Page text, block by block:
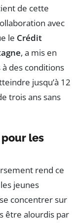
de cette
avec
le Crédit
, a mis en
des conditions
jusqu’à 12
trois ans sans
les
rend ce
jeunes
concentrer sur
être alourdis par